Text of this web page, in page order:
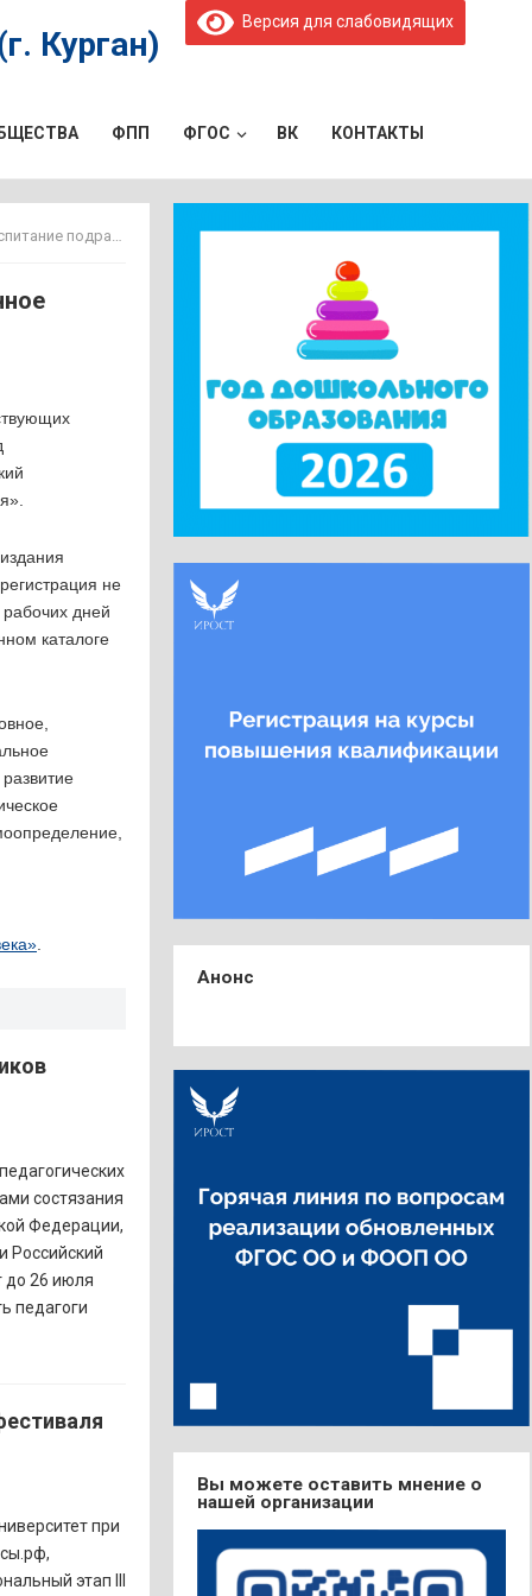
Курган)
ФПП ФГОС ВК КОНТАКТЫ
Версия для слабовидящих
поколения»
не
дней
каталоге
состязания
Федерации,
Российский
до 26 июля
педагоги
при
этап III
Анонс
Вы можете оставить мнение о
нашей организации